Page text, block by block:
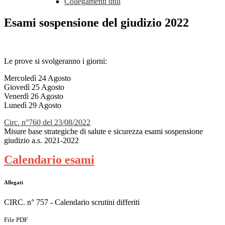
Esami sospensione del giudizio 2022
Le prove si svolgeranno i giorni:
Mercoledì 24 Agosto
Giovedì 25 Agosto
Venerdì 26 Agosto
Lunedì 29 Agosto
Circ. n°760 del 23/08/2022
Misure base strategiche di salute e sicurezza esami sospensione
giudizio a.s. 2021-2022
Calendario esami
Allegati
CIRC. n° 757 - Calendario scrutini differiti
File PDF